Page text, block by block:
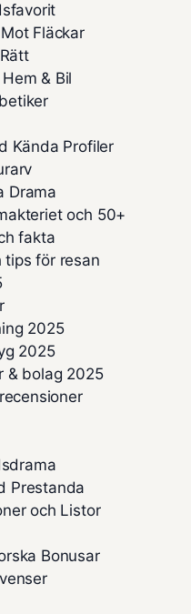
Fläckar
& Bil
Kända Profiler
Drama
och 50+
fakta
tips för resan
2025
2025
& bolag 2025
Prestanda
och Listor
Bonusar